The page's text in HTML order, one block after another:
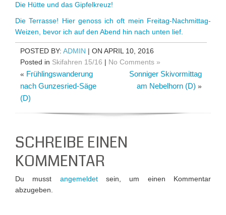
Die Hütte und das Gipfelkreuz!
Die Terrasse! Hier genoss ich oft mein Freitag-Nachmittag-
Weizen, bevor ich auf den Abend hin nach unten lief.
POSTED BY: ADMIN | ON APRIL 10, 2016
Posted in Skifahren 15/16 | No Comments »
« Frühlingswanderung
nach Gunzesried-Säge
(D)
Sonniger Skivormittag
am Nebelhorn (D) »
SCHREIBE EINEN
KOMMENTAR
Du musst angemeldetsein, um einen Kommentar
abzugeben.